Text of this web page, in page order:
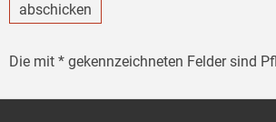
abschicken
Die mit * gekennzeichneten Felder sind